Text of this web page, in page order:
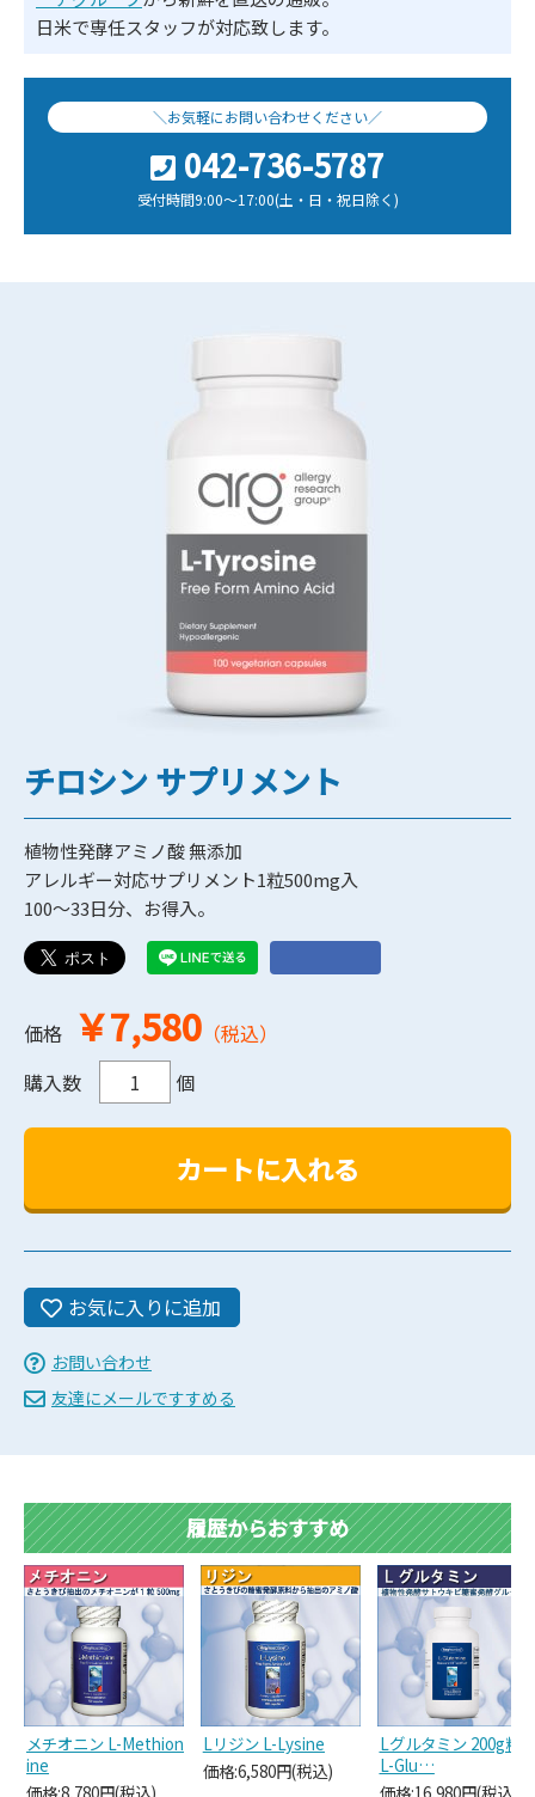
日米で専任スタッフが対応致します。
＼お気軽にお問い合わせください／
042-736-5787
受付時間9:00～17:00(土・日・祝日除く)
チロシン サプリメント
植物性発酵アミノ酸 無添加
アレルギー対応サプリメント1粒500mg入
100～33日分、お得入。
価格 ￥7,580 （税込）
購入数
個
お気に入りに追加
お問い合わせ
友達にメールですすめる
履歴からおすすめ
メチオニン L-Methion
ine
価格:8,780円(税込)
Lリジン L-Lysine
価格:6,580円(税込)
Lグルタミン 200g粉末
L-Glu…
価格:16,980円(税込)